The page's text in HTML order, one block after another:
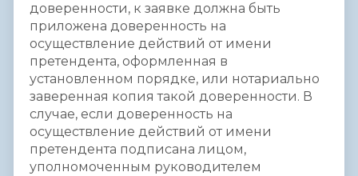
доверенности, к заявке должна быть
приложена доверенность на
осуществление действий от имени
претендента, оформленная в
установленном порядке, или нотариально
заверенная копия такой доверенности. В
случае, если доверенность на
осуществление действий от имени
претендента подписана лицом,
уполномоченным руководителем